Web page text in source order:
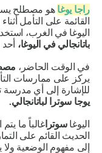
راجا يوغاهو مصطلح
القائمة على التأمل
اليوغا في الغرب،
باتانجالي في اليوغا،أحد
في الوقت الحاضر،
يركز على ممارسات
للإشارة إلى أي مدرسة
يوجا سوترا لباتانجالي.
اليوغاسوتراغالباً ما يتم
الحديث القائم على
إلى مفهوم الوضعية